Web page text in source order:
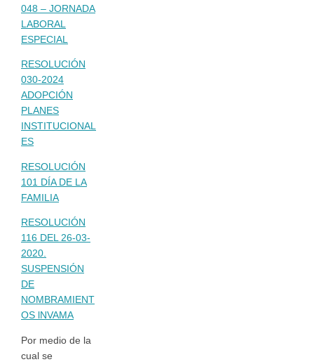
048 – JORNADA
LABORAL
ESPECIAL
RESOLUCIÓN
030-2024
ADOPCIÓN
PLANES
INSTITUCIONAL
ES
RESOLUCIÓN
101 DÍA DE LA
FAMILIA
RESOLUCIÓN
116 DEL 26-03-
2020.
SUSPENSIÓN
DE
NOMBRAMIENT
OS lNVAMA
Por medio de la
cual se